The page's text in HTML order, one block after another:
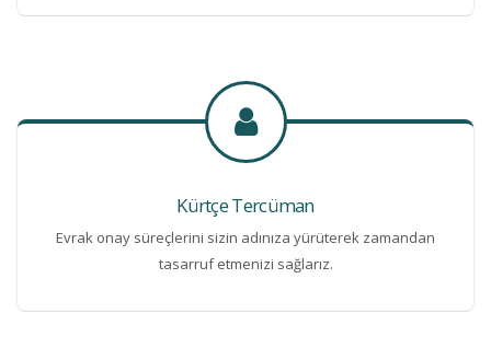
Kürtçe Tercüman
Evrak onay süreçlerini sizin adınıza yürüterek zamandan
tasarruf etmenizi sağlarız.